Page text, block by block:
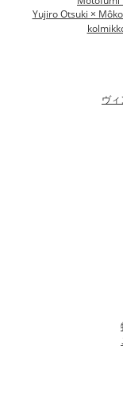
Yujiro Otsuki ×
ヴ